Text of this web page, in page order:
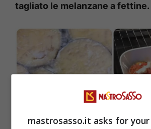
tagliato le melanzane a fettine.
mastrosasso.it asks for